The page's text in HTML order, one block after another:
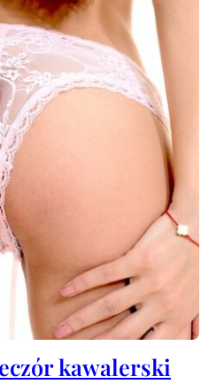
kawalerski